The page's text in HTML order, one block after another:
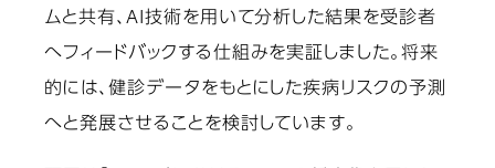
ムと共有、AI技術を用いて分析した結果を受診者
へフィードバックする仕組みを実証しました。将来
的には、健診データをもとにした疾病リスクの予測
へと発展させることを検討しています。